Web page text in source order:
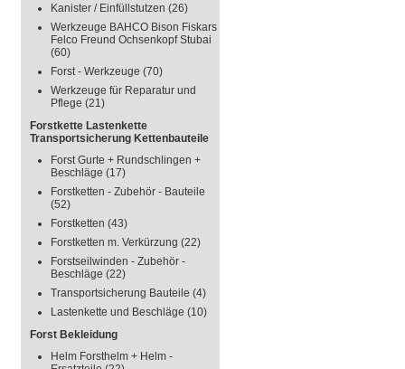
Kanister / Einfüllstutzen (26)
Werkzeuge BAHCO Bison Fiskars
Felco Freund Ochsenkopf Stubai
(60)
Forst - Werkzeuge (70)
Werkzeuge für Reparatur und
Pflege (21)
Forstkette Lastenkette
Transportsicherung Kettenbauteile
Forst Gurte + Rundschlingen +
Beschläge (17)
Forstketten - Zubehör - Bauteile
(52)
Forstketten (43)
Forstketten m. Verkürzung (22)
Forstseilwinden - Zubehör -
Beschläge (22)
Transportsicherung Bauteile (4)
Lastenkette und Beschläge (10)
Forst Bekleidung
Helm Forsthelm + Helm -